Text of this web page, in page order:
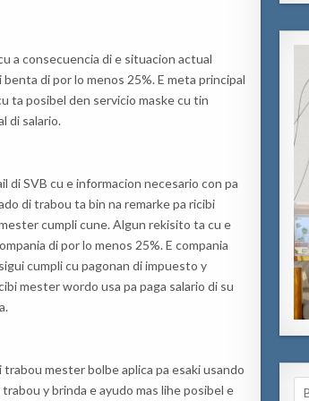
a consecuencia di e situacion actual
di por lo menos 25%. E meta principal
ta posibel den servicio maske cu tin
di salario.
di SVB cu e informacion necesario con pa
di trabou ta bin na remarke pa ricibi
cumpli cune. Algun rekisito ta cu e
di por lo menos 25%. E compania
cumpli cu pagonan di impuesto y
mester wordo usa pa paga salario di su
mester bolbe aplica pa esaki usando
y brinda e ayudo mas lihe posibel e